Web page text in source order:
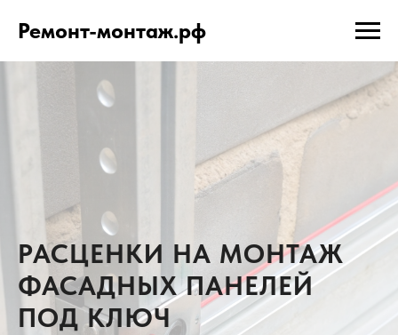
Ремонт-монтаж.рф
РАСЦЕНКИ НА МОНТАЖ
ФАСАДНЫХ ПАНЕЛЕЙ
ПОД КЛЮЧ